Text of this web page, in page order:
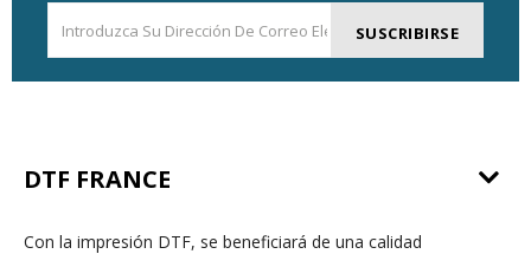
SUSCRIBIRSE
DTF FRANCE
Con la impresión DTF, se beneficiará de una calidad